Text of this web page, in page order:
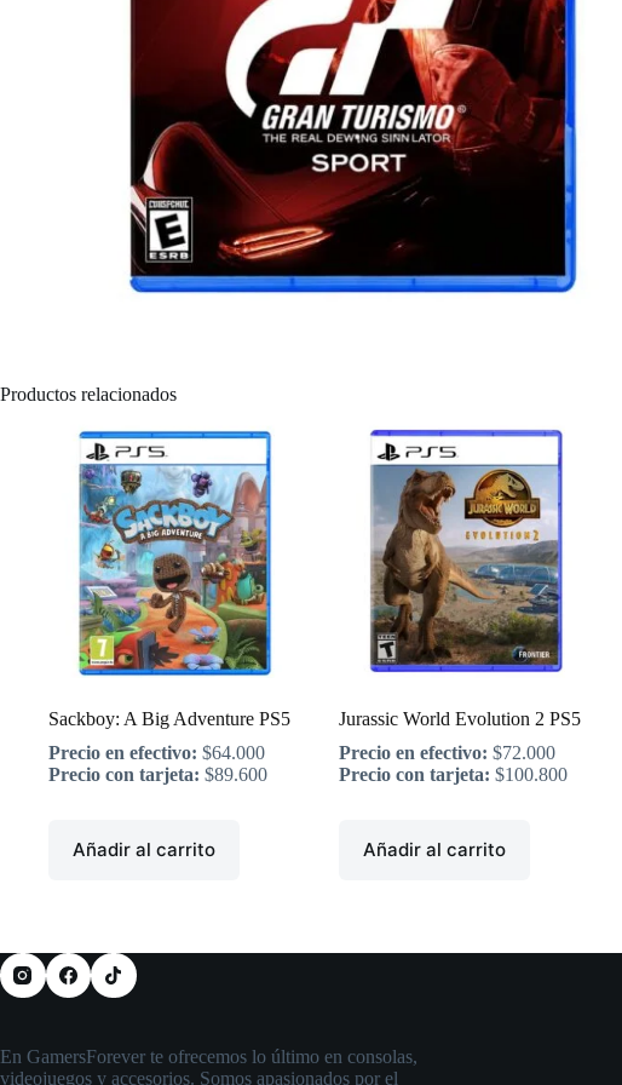
Productos relacionados
Sackboy: A Big Adventure PS5
Precio en efectivo: $64.000
Precio con tarjeta: $89.600
Añadir al carrito
Jurassic World Evolution 2 PS5
Precio en efectivo: $72.000
Precio con tarjeta: $100.800
Añadir al carrito
En GamersForever te ofrecemos lo último en consolas,
videojuegos y accesorios. Somos apasionados por el